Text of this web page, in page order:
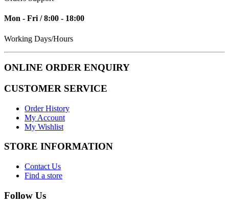
Mon - Fri / 8:00 - 18:00
Working Days/Hours
ONLINE ORDER ENQUIRY
CUSTOMER SERVICE
Order History
My Account
My Wishlist
STORE INFORMATION
Contact Us
Find a store
Follow Us